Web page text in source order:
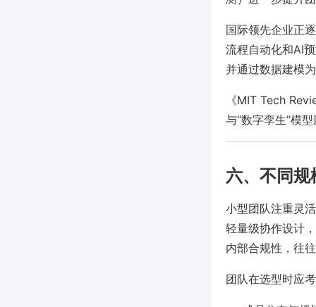
国际领先企业正
流程自动化和AI
并通过数据建模
《MIT Tech
与“数字孪生”模
六、不同
小型团队注重灵
轻量级协作设计
内部合规性，往
团队在选型时应